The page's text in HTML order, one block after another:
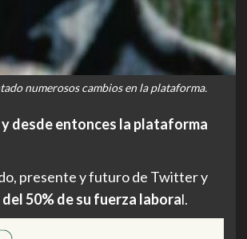
numerosos cambios en la plataforma.
desde entonces la plataforma
presente y futuro de Twitter y
50% de su fuerza laboral.